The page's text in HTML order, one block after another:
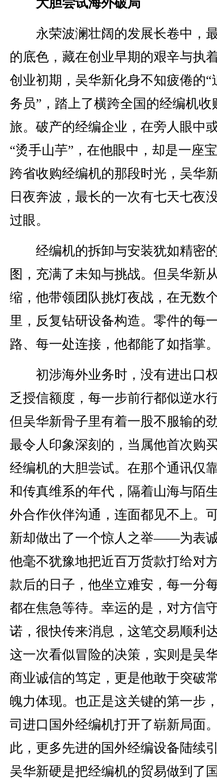
永荣波澜壮阔的发展长卷中，
的底色，藏在创业早期的艰辛与执
创业初期，吴华新化身不知疲倦的“
务员”，踏上了横跨全国的经编机收
旅。破产的经编企业，在旁人眼中
“烫手山芋”，在他眼中，却是一座
跨省收购经编机的那段时光，吴华
日夜奔波，最长的一次有七天七夜
过眼。
经编机的拆卸与安装犹如精密
图，充满了未知与挑战。但吴华新
缩，他带领团队挑灯夜战，在无数
里，反复钻研设备构造。零件的每
路、每一处连接，他都能了如指掌
初涉海外业务时，没有进出口
乏授信额度，每一步前行都似逆水
但吴华新骨子里有着一股不服输的
最令人印象深刻的，当属他首次购
经编机的大胆尝试。在那个通讯仅
和传真维系的年代，隔着山海与陌
外合作伙伴沟通，连面都见不上。
新却做出了一个惊人之举——为表
他毫不犹豫地把近百万货款打给对
款后的日子，他坐立难安，每一分
都在焦急等待。幸运的是，对方信
诺，很快传来消息，这笔交易顺利
这一次看似冒险的决策，实则是吴
商业诚信的笃定，更是他敢于突破
魄力体现。也正是这关键的第一步
司进口国外经编机打开了崭新局面
此，更多先进的国外经编设备陆续
吴华新硬是把经编机的贸易做到了